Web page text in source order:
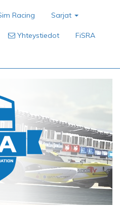
Racing Sarjat
Yhteystiedot FiSRA